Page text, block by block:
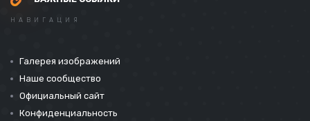
НАВИГАЦИЯ
Галерея изображений
Наше сообщество
Официальный сайт
Конфиденциальность